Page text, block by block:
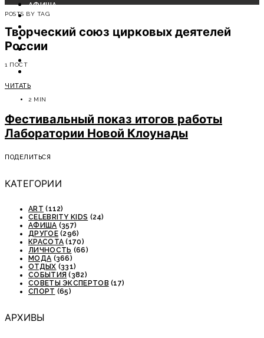
АФИША
СОБЫТИЯ
КРАСОТА
МОДА
ЛИЧНОСТЬ
POSTS BY TAG
Творческий союз цирковых деятелей
России
1 ПОСТ
ЧИТАТЬ
2 MIN
Фестивальный показ итогов работы
Лаборатории Новой Клоунады
ПОДЕЛИТЬСЯ
КАТЕГОРИИ
ART (112)
CELEBRITY KIDS (24)
АФИША (357)
ДРУГОЕ(296)
КРАСОТА (170)
ЛИЧНОСТЬ (66)
МОДА (366)
ОТДЫХ (331)
СОБЫТИЯ (382)
СОВЕТЫ ЭКСПЕРТОВ (17)
СПОРТ (65)
АРХИВЫ